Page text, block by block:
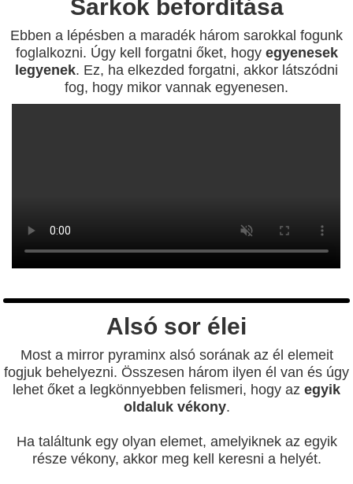
Sarkok befordítása
Ebben a lépésben a maradék három sarokkal fogunk
foglalkozni. Úgy kell forgatni őket, hogy egyenesek
legyenek. Ez, ha elkezded forgatni, akkor látszódni
fog, hogy mikor vannak egyenesen.
Alsó sor élei
Most a mirror pyraminx alsó sorának az él elemeit
fogjuk behelyezni. Összesen három ilyen él van és úgy
lehet őket a legkönnyebben felismeri, hogy az egyik
oldaluk vékony.
Ha találtunk egy olyan elemet, amelyiknek az egyik
része vékony, akkor meg kell keresni a helyét.